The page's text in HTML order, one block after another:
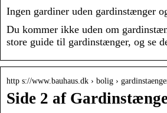
Ingen gardiner uden gardinstænger
Du kommer ikke uden om
store guide til gardinstænger, og se
http s://www.bauhaus.dk › bolig ›
Side 2 af